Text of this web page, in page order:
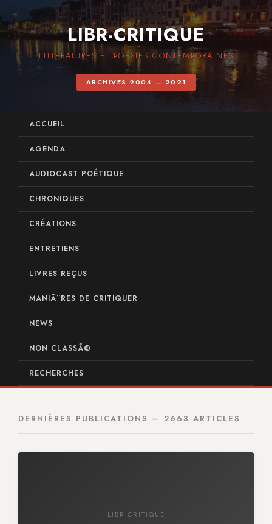
LIBR-CRITIQUE
LITTÉRATURES ET POÉSIES CONTEMPORAINES
ARCHIVES 2004 — 2021
ACCUEIL
AGENDA
AUDIOCAST POÉTIQUE
CHRONIQUES
CRÉATIONS
ENTRETIENS
LIVRES REÇUS
MANIÃ¨RES DE CRITIQUER
NEWS
NON CLASSÃ©
RECHERCHES
DERNIÈRES PUBLICATIONS — 2663 ARTICLES
LIBR-CRITIQUE